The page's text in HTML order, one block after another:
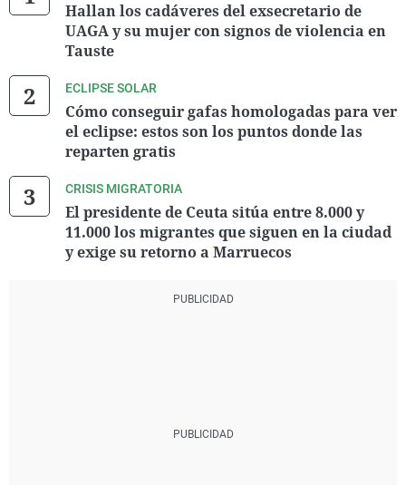
Hallan los cadáveres del exsecretario de
UAGA y su mujer con signos de violencia en
Tauste
ECLIPSE SOLAR
Cómo conseguir gafas homologadas para ver
el eclipse: estos son los puntos donde las
reparten gratis
CRISIS MIGRATORIA
El presidente de Ceuta sitúa entre 8.000 y
11.000 los migrantes que siguen en la ciudad
y exige su retorno a Marruecos